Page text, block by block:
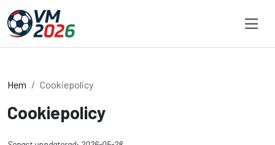
Hem Cookiepolicy
Cookiepolicy